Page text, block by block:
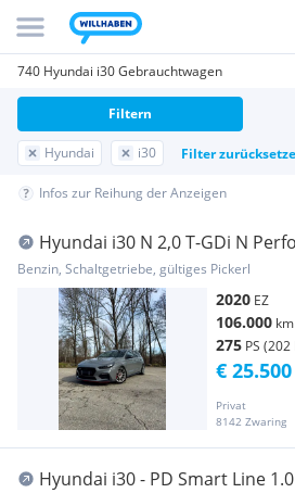
740 Hyundai i30 Gebrauchtwagen
Hyundai i30 Filter
Filtern
Infos zur Reihung der Anzeigen
Hyundai i30 N 2,0 T-GDi N
Schrägheck/
Benzin, Schaltgetriebe, gültiges Pickerl
2020 EZ
106.000 km
275 PS (202
Privat
8142 Zwaring
€ 25.500
Hyundai i30 - PD Smart Line 1.0